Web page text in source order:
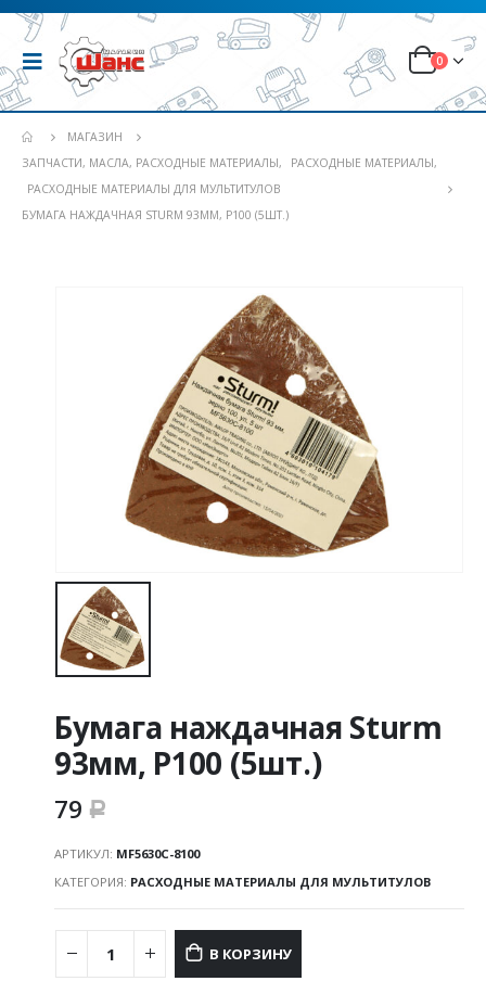
0
МАГАЗИН
ЗАПЧАСТИ, МАСЛА, РАСХОДНЫЕ МАТЕРИАЛЫ, РАСХОДНЫЕ МАТЕРИАЛЫ,
РАСХОДНЫЕ МАТЕРИАЛЫ ДЛЯ МУЛЬТИТУЛОВ
БУМАГА НАЖДАЧНАЯ STURM 93ММ, Р100 (5ШТ.)
Бумага наждачная Sturm
93мм, Р100 (5шт.)
79 Р
АРТИКУЛ: MF5630C-8100
КАТЕГОРИЯ: РАСХОДНЫЕ МАТЕРИАЛЫ ДЛЯ МУЛЬТИТУЛОВ
В КОРЗИНУ